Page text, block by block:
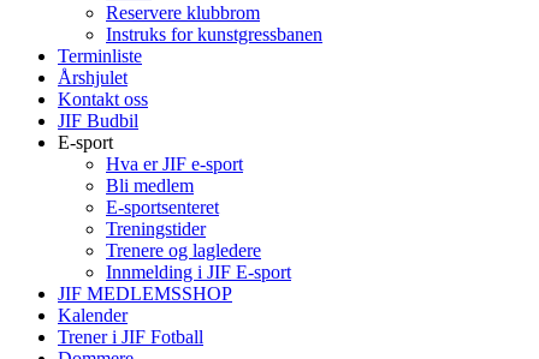
Reservere klubbrom
Instruks for kunstgressbanen
Terminliste
Årshjulet
Kontakt oss
JIF Budbil
E-sport
Hva er JIF e-sport
Bli medlem
E-sportsenteret
Treningstider
Trenere og lagledere
Innmelding i JIF E-sport
JIF MEDLEMSSHOP
Kalender
Trener i JIF Fotball